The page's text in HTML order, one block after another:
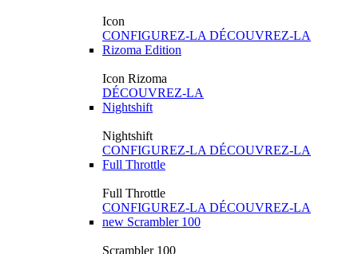
Icon
CONFIGUREZ-LA DÉCOUVREZ-LA
Rizoma Edition
Icon Rizoma
DÉCOUVREZ-LA
Nightshift
Nightshift
CONFIGUREZ-LA DÉCOUVREZ-LA
Full Throttle
Full Throttle
CONFIGUREZ-LA DÉCOUVREZ-LA
new Scrambler 100
Scrambler 100